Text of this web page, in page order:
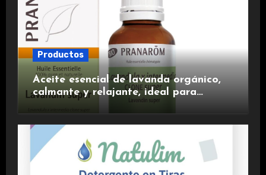
Productos
Aceite esencial de lavanda orgánico,
calmante y relajante, ideal para